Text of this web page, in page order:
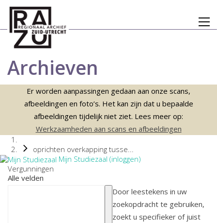
Archieven
Er worden aanpassingen gedaan aan onze scans,
afbeeldingen en foto’s. Het kan zijn dat u bepaalde
afbeeldingen tijdelijk niet ziet. Lees meer op:
Werkzaamheden aan scans en afbeeldingen
oprichten overkapping tusse...
Mijn Studiezaal (inloggen)
Vergunningen
Alle velden
Door leestekens in uw
zoekopdracht te gebruiken,
zoekt u specifieker of juist